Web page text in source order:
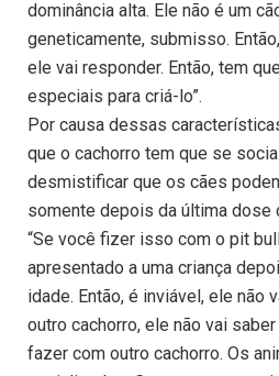
dominância alta. Ele não é um
geneticamente, submisso.
ele vai responder. Então, tem
especiais para criá-lo”.
Por causa dessas
que o cachorro tem que se
desmistificar que os cães
somente depois da última dose
“Se você fizer isso com o pit
apresentado a uma criança
idade. Então, é inviável, ele não
outro cachorro, ele não vai
fazer com outro cachorro. Os